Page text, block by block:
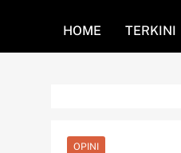
HOME TERKINI
OPINI